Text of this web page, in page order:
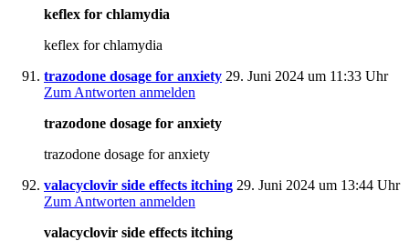
keflex for chlamydia
keflex for chlamydia
trazodone dosage for anxiety 29. Juni 2024 um 11:33 Uhr
Zum Antworten anmelden
trazodone dosage for anxiety
trazodone dosage for anxiety
valacyclovir side effects itching 29. Juni 2024 um 13:44 Uhr
Zum Antworten anmelden
valacyclovir side effects itching